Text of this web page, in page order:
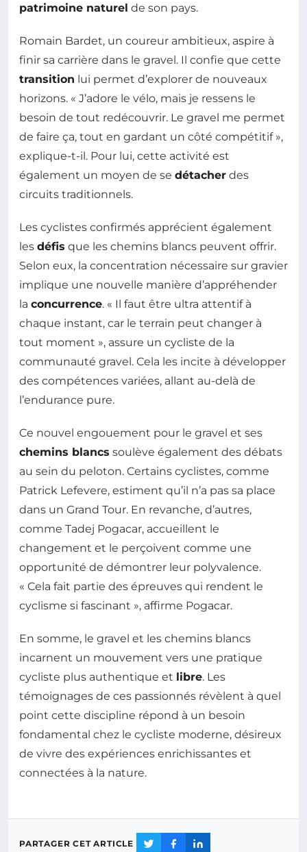
patrimoine naturel de son pays.
Romain Bardet, un coureur ambitieux, aspire à
finir sa carrière dans le gravel. Il confie que cette
transition lui permet d’explorer de nouveaux
horizons. « J’adore le vélo, mais je ressens le
besoin de tout redécouvrir. Le gravel me permet
de faire ça, tout en gardant un côté compétitif »,
explique-t-il. Pour lui, cette activité est
également un moyen de se détacher des
circuits traditionnels.
Les cyclistes confirmés apprécient également
les défis que les chemins blancs peuvent offrir.
Selon eux, la concentration nécessaire sur gravier
implique une nouvelle manière d’appréhender
la concurrence. « Il faut être ultra attentif à
chaque instant, car le terrain peut changer à
tout moment », assure un cycliste de la
communauté gravel. Cela les incite à développer
des compétences variées, allant au-delà de
l’endurance pure.
Ce nouvel engouement pour le gravel et ses
chemins blancs soulève également des débats
au sein du peloton. Certains cyclistes, comme
Patrick Lefevere, estiment qu’il n’a pas sa place
dans un Grand Tour. En revanche, d’autres,
comme Tadej Pogacar, accueillent le
changement et le perçoivent comme une
opportunité de démontrer leur polyvalence.
« Cela fait partie des épreuves qui rendent le
cyclisme si fascinant », affirme Pogacar.
En somme, le gravel et les chemins blancs
incarnent un mouvement vers une pratique
cycliste plus authentique et libre. Les
témoignages de ces passionnés révèlent à quel
point cette discipline répond à un besoin
fondamental chez le cycliste moderne, désireux
de vivre des expériences enrichissantes et
connectées à la nature.
PARTAGER CET ARTICLE